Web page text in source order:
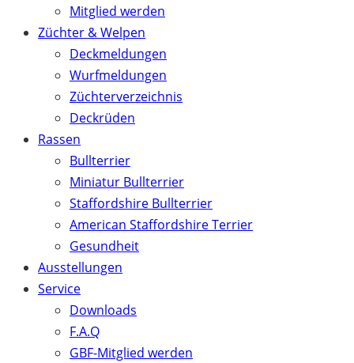
Mitglied werden
Züchter & Welpen
Deckmeldungen
Wurfmeldungen
Züchterverzeichnis
Deckrüden
Rassen
Bullterrier
Miniatur Bullterrier
Staffordshire Bullterrier
American Staffordshire Terrier
Gesundheit
Ausstellungen
Service
Downloads
F.A.Q
GBF-Mitglied werden